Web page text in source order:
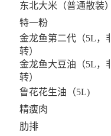
东北大米（普通散装
特一粉
金龙鱼第二代（5L，
转）
金龙鱼大豆油（5L，
转）
鲁花花生油（5L)
精瘦肉
肋排